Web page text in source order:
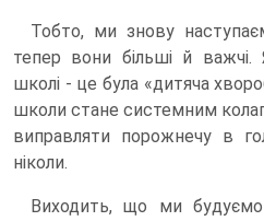
Тобто, ми знову
тепер вони більші й
школі - це була «дитяча
школи стане системним
виправляти порожнечу в
ніколи.
Виходить, що ми будуємо